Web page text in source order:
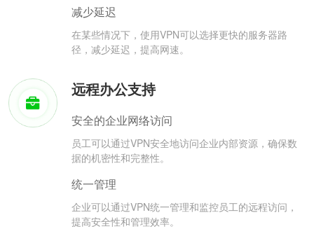
减少延迟
在某些情况下，使用VPN可以选择更快的服务器路
径，减少延迟，提高网速。
远程办公支持
安全的企业网络访问
员工可以通过VPN安全地访问企业内部资源，确保数
据的机密性和完整性。
统一管理
企业可以通过VPN统一管理和监控员工的远程访问，
提高安全性和管理效率。